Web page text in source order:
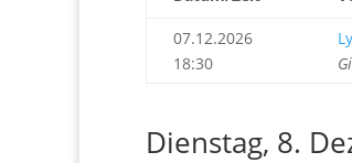
07.12.2026
18:30
Dienstag, 8.